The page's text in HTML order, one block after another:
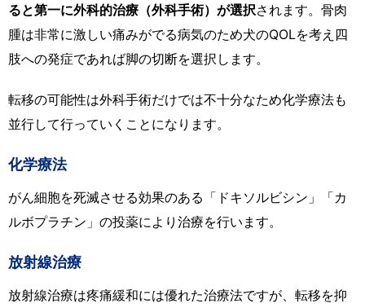
ると第一に外科的治療（外科手術）が選択されます。骨肉
腫は非常に激しい痛みがでる病気のため犬のQOLを考え四
肢への発症であれば脚の切断を選択します。
転移の可能性は外科手術だけでは不十分なため化学療法も
並行して行っていくことになります。
化学療法
がん細胞を死滅させる効果のある「ドキソルビシン」「カ
ルボプラチン」の投薬により治療を行います。
放射線治療
放射線治療は疼痛緩和には優れた治療法ですが、転移を抑